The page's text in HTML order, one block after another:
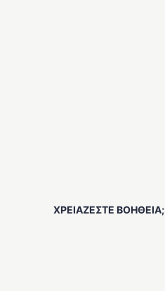
ΧΡΕΙΑΖΕΣΤΕ ΒΟΗΘΕΙΑ;